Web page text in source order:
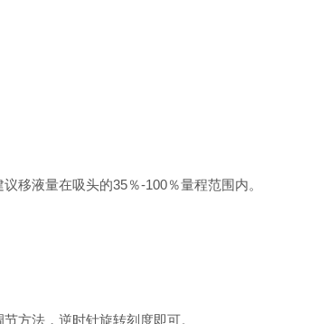
移液量在吸头的35％-100％量程范围内。
方法，逆时针旋转刻度即可。